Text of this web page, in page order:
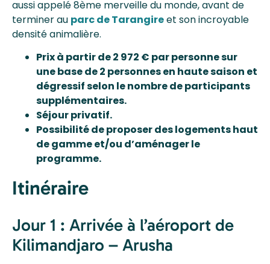
aussi appelé 8ème merveille du monde, avant de
terminer au parc de Tarangireet son incroyable
densité animalière.
Prix à partir de 2 972 € par personne sur
une base de 2 personnes en haute saison et
dégressif selon le nombre de participants
supplémentaires.
Séjour privatif.
Possibilité de proposer des logements haut
de gamme et/ou d’aménager le
programme.
Itinéraire
Jour 1 : Arrivée à l’aéroport de
Kilimandjaro – Arusha